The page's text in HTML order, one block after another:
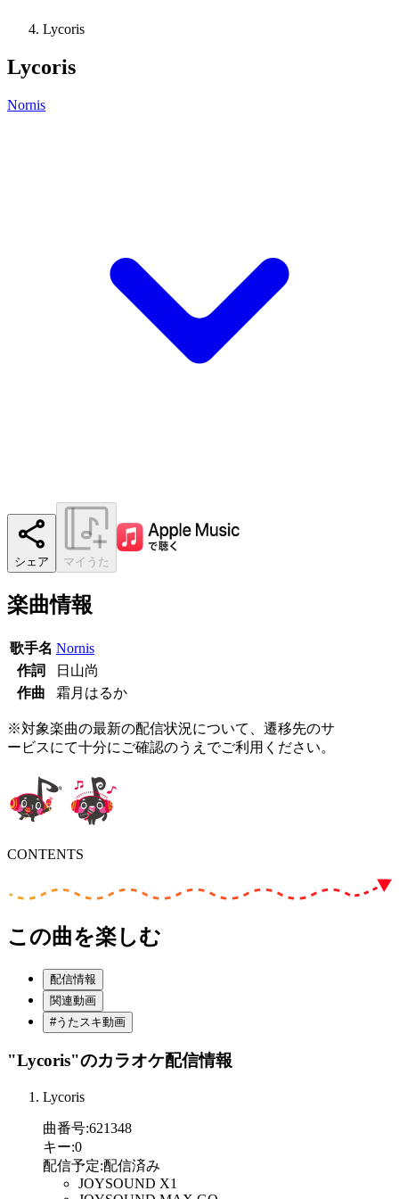
Lycoris
Lycoris
Nornis
シェア マイうた
楽曲情報
歌手名 Nornis
作詞
日山尚
作曲
霜月はるか
※対象楽曲の最新の配信状況について、遷移先のサ
ービスにて十分にご確認のうえでご利用ください。
CONTENTS
この曲を楽しむ
配信情報
関連動画
#うたスキ動画
"Lycoris"のカラオケ配信情報
Lycoris
曲番号:621348
キー:0
配信予定:配信済み
JOYSOUND X1